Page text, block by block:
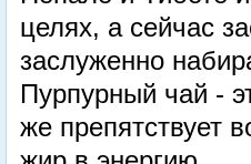
целях, а сейчас
заслуженно
Пурпурный чай -
же препятствует